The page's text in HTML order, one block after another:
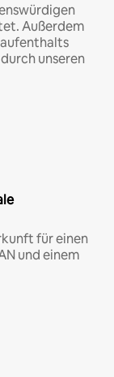
Außerdem
unseren
für einen
und einem